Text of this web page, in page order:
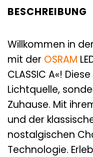
BESCHREIBUNG
Willkommen in
mit der OSRAM
CLASSIC A«!
Lichtquelle,
Zuhause. Mit
und der
nostalgischen
Technologie.